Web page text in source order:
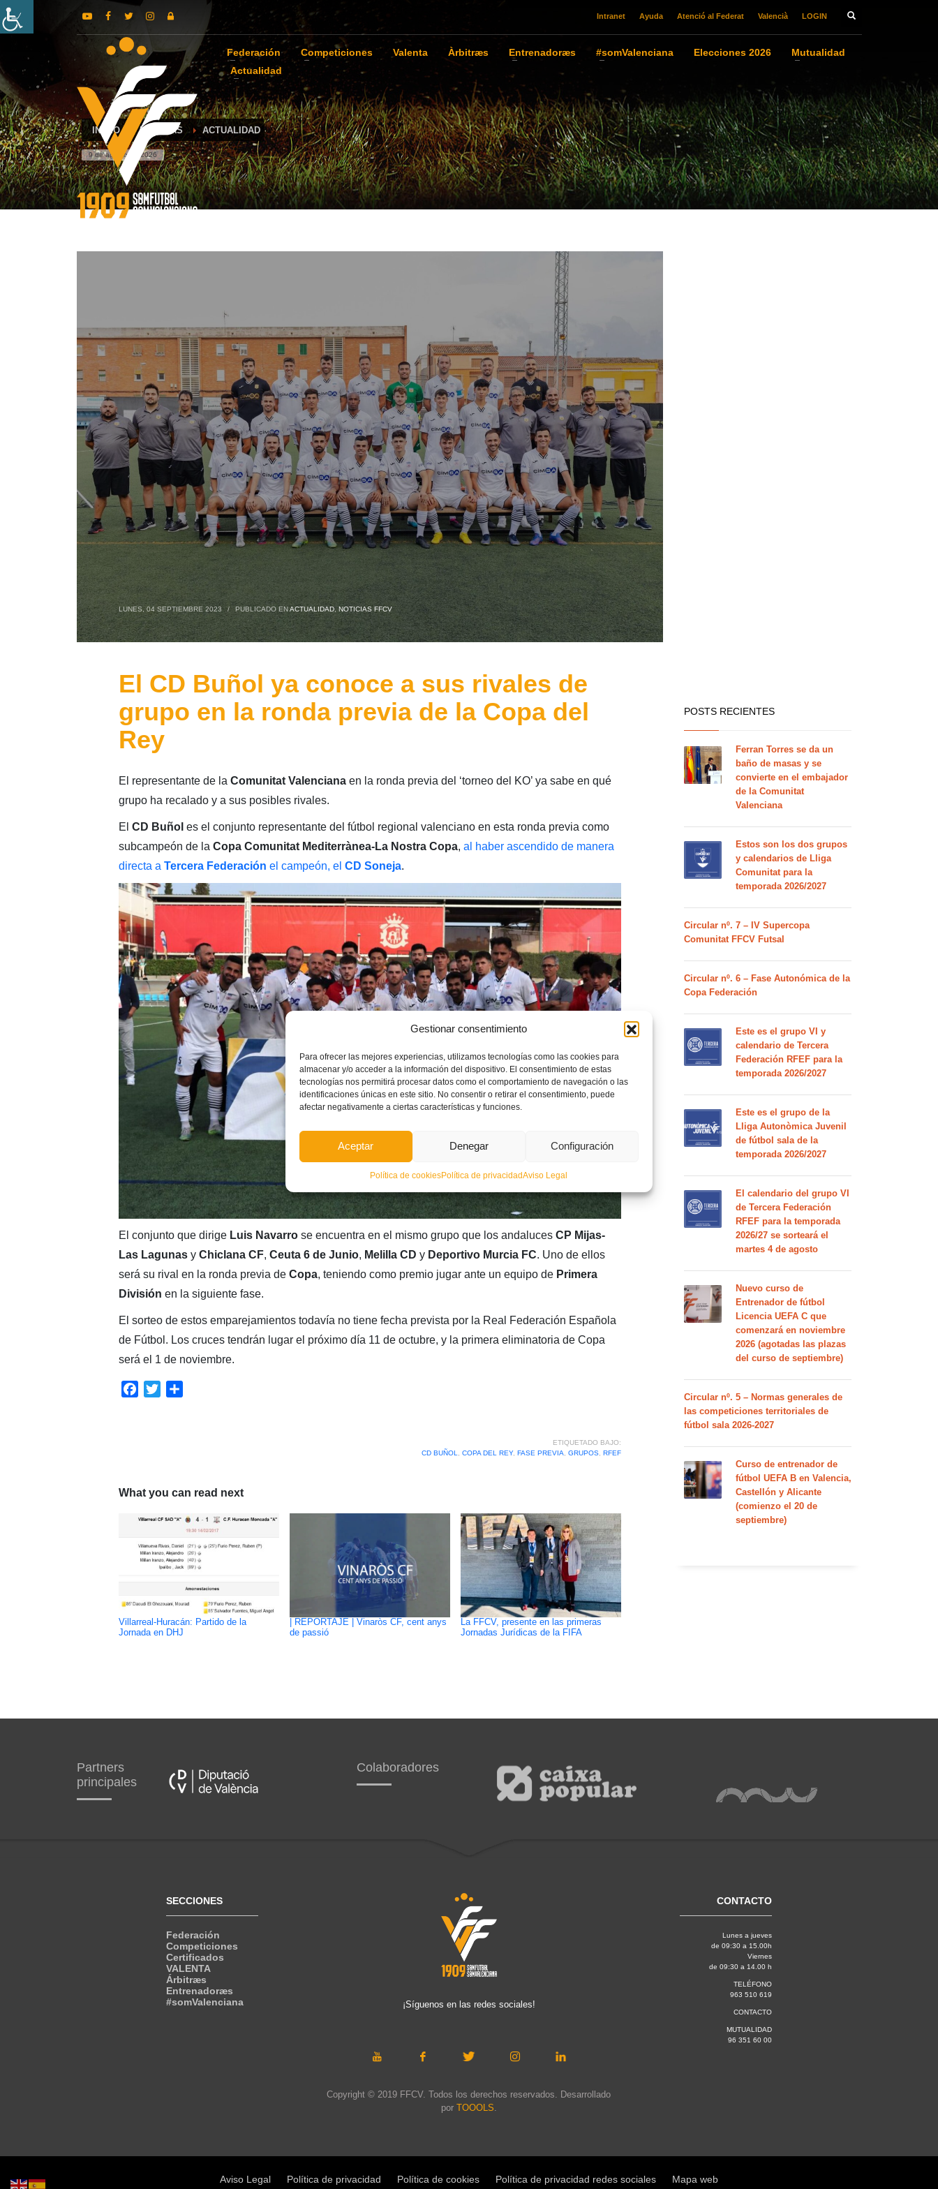
Gestionar consentimiento
Para ofrecer las mejores experiencias, utilizamos tecnologías como las cookies para
almacenar y/o acceder a la información del dispositivo. El consentimiento de estas
tecnologías nos permitirá procesar datos como el comportamiento de navegación o las
identificaciones únicas en este sitio. No consentir o retirar el consentimiento, puede
afectar negativamente a ciertas características y funciones.
Aceptar Denegar Configuración
Política de cookiesPolítica de privacidadAviso Legal
Intranet Ayuda Atenció al Federat Valencià LOGIN
Federación Competiciones Valenta Àrbitræs Entrenadoræs #somValenciana Elecciones 2026
Mutualidad
Actualidad
INICIO NOTICIAS ACTUALIDAD
9 de agosto de 2026
LUNES, 04 SEPTIEMBRE 2023 / PUBLICADO ENACTUALIDAD, NOTICIAS FFCV
El CD Buñol ya conoce a sus rivales de
grupo en la ronda previa de la Copa del
Rey
El representante de la Comunitat Valencianaen la ronda previa del ‘torneo del KO’ ya sabe en qué
grupo ha recalado y a sus posibles rivales.
El CD Buñol es el conjunto representante del fútbol regional valenciano en esta ronda previa como
subcampeón de la Copa Comunitat Mediterrànea-La Nostra Copa, al haber ascendido de manera
directa a Tercera Federación el campeón, el CD Soneja.
El conjunto que dirige Luis Navarrose encuentra en el mismo grupo que los andaluces CP Mijas-
Las Lagunasy Chiclana CF, Ceuta 6 de Junio, Melilla CD y Deportivo Murcia FC. Uno de ellos
será su rival en la ronda previa de Copa, teniendo como premio jugar ante un equipo de Primera
División en la siguiente fase.
El sorteo de estos emparejamientos todavía no tiene fecha prevista por la Real Federación Española
de Fútbol. Los cruces tendrán lugar el próximo día 11 de octubre, y la primera eliminatoria de Copa
será el 1 de noviembre.
Facebook
Twitter
ETIQUETADO BAJO:
CD BUÑOL
COPA DEL REY, FASE PREVIA GRUPOS, RFEF
What you can read next
Villarreal-Huracán: Partido de la
Jornada en DHJ
| REPORTAJE | Vinaròs CF, cent anys
de passió
La FFCV, presente en las primeras
Jornadas Jurídicas de la FIFA
POSTS RECIENTES
Ferran Torres se da un
baño de masas y se
convierte en el embajador
de la Comunitat
Valenciana
Estos son los dos grupos
y calendarios de Lliga
Comunitat para la
temporada 2026/2027
Circular nº. 7 – IV Supercopa
Comunitat FFCV Futsal
Circular nº. 6 – Fase Autonómica de la
Copa Federación
Este es el grupo VI y
calendario de Tercera
Federación RFEF para la
temporada 2026/2027
Este es el grupo de la
Lliga Autonòmica Juvenil
de fútbol sala de la
temporada 2026/2027
El calendario del grupo VI
de Tercera Federación
RFEF para la temporada
2026/27 se sorteará el
martes 4 de agosto
Nuevo curso de
Entrenador de fútbol
Licencia UEFA C que
comenzará en noviembre
2026 (agotadas las plazas
del curso de septiembre)
Circular nº. 5 – Normas generales de
las competiciones territoriales de
fútbol sala 2026-2027
Curso de entrenador de
fútbol UEFA B en Valencia,
Castellón y Alicante
(comienzo el 20 de
septiembre)
Partners
principales
Colaboradores
SECCIONES
Federación
Competiciones
Certificados
VALENTA
Árbitræs
Entrenadoræs
#somValenciana
¡Síguenos en las redes sociales!
Copyright © 2019 FFCV. Todos los derechos reservados. Desarrollado
por TOOOLS
CONTACTO
Lunes a jueves
de 09:30 a 15.00h
Viernes
de 09:30 a 14.00 h
TELÉFONO
963 510 619
CONTACTO
MUTUALIDAD
96 351 60 00
Aviso Legal Política de privacidad Política de cookies Política de privacidad redes sociales Mapa web